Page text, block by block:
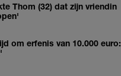
Thom (32) dat zijn vriendin
om erfenis van 10.000 euro: